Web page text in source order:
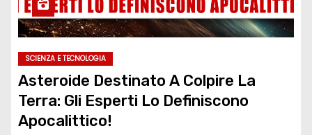
SCIENZA E TECNOLOGIA
Asteroide Destinato A Colpire La
Terra: Gli Esperti Lo Definiscono
Apocalittico!